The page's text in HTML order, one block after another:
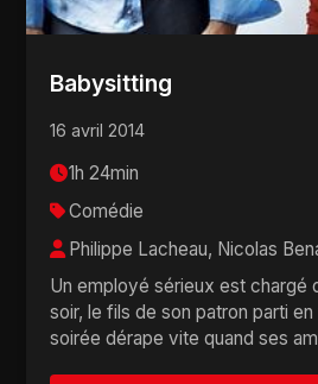
Babysitting
16 avril 2014
1h 24min
Comédie
Philippe Lacheau, Nicolas
Un employé sérieux est chargé
soir, le fils de son patron parti
soirée dérape vite quand ses